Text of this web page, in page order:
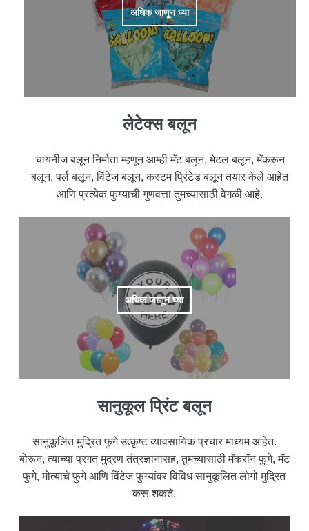
अधिक जाणून घ्या
लेटेक्स बलून
चायनीज बलून निर्माता म्हणून आम्ही मॅट बलून, मेटल बलून, मॅकरून
बलून, पर्ल बलून, विंटेज बलून, कस्टम प्रिंटेड बलून तयार केले आहेत
आणि प्रत्येक फुग्याची गुणवत्ता तुमच्यासाठी वेगळी आहे.
अधिक जाणून घ्या
सानुकूल प्रिंट बलून
सानुकूलित मुद्रित फुगे उत्कृष्ट व्यावसायिक प्रचार माध्यम आहेत.
बोरून, त्याच्या प्रगत मुद्रण तंत्रज्ञानासह, तुमच्यासाठी मॅकरॉन फुगे, मॅट
फुगे, मोत्याचे फुगे आणि विंटेज फुग्यांवर विविध सानुकूलित लोगो मुद्रित
करू शकते.